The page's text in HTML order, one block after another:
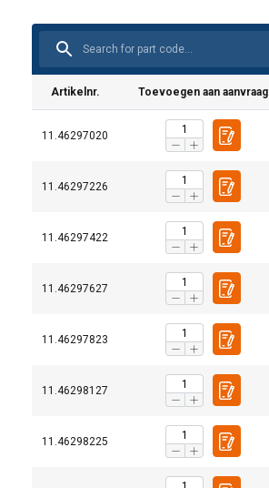
Artikelnr. Toevoegen aan aanvraag
11.46297020
11.46297226
11.46297422
11.46297627
11.46297823
11.46298127
11.46298225